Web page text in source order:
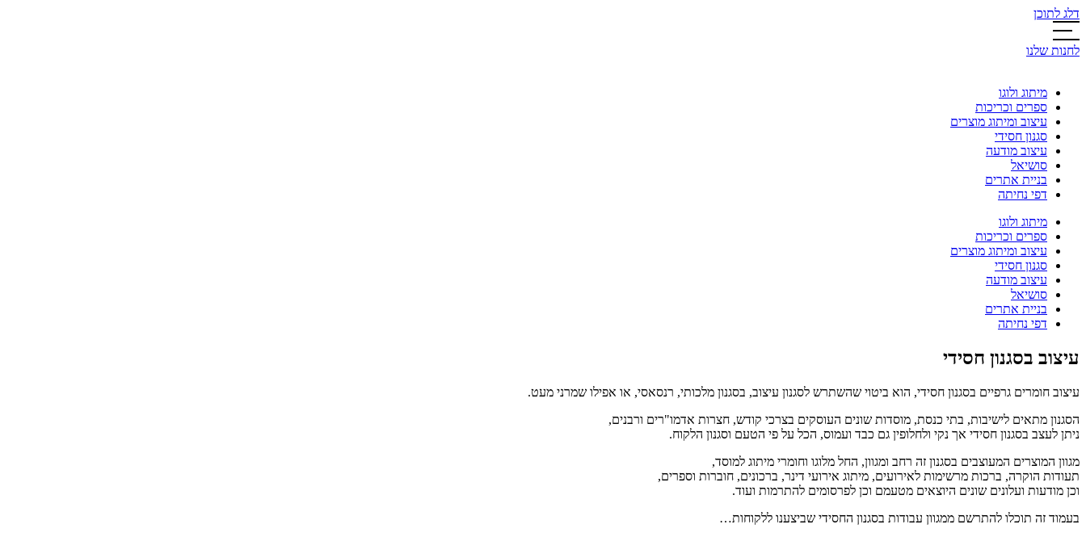
דלג לתוכן
לחנות שלנו
מיתוג ולוגו
ספרים וכריכות
עיצוב ומיתוג מוצרים
סגנון חסידי
עיצוב מודעה
סושיאל
בניית אתרים
דפי נחיתה
מיתוג ולוגו
ספרים וכריכות
עיצוב ומיתוג מוצרים
סגנון חסידי
עיצוב מודעה
סושיאל
בניית אתרים
דפי נחיתה
עיצוב בסגנון חסידי
עיצוב חומרים גרפיים בסגנון חסידי, הוא ביטוי שהשתרש לסגנון עיצוב, בסגנון מלכותי, רנסאסי, או אפילו שמרני מעט.
הסגנון מתאים לישיבות, בתי כנסת, מוסדות שונים העוסקים בצרכי קודש, חצרות אדמו"רים ורבנים,
ניתן לעצב בסגנון חסידי אך נקי ולחלופין גם כבד ועמוס, הכל על פי הטעם וסגנון הלקוח.
מגוון המוצרים המעוצבים בסגנון זה רחב ומגוון, החל מלוגו וחומרי מיתוג למוסד,
תעודות הוקרה, ברכות מרשימות לאירועים, מיתוג אירועי דינר, ברכונים, חוברות וספרים,
וכן מודעות ועלונים שונים היוצאים מטעמם וכן לפרסומים להתרמות ועוד.
בעמוד זה תוכלו להתרשם ממגוון עבודות בסגנון החסידי שביצענו ללקוחות…